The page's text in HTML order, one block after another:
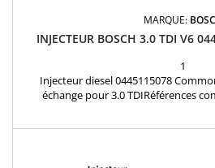
MARQUE:
INJECTEUR BOSCH 3.0 TDI V6
1
Injecteur diesel 0445115078
échange pour 3.0 TDIRéférences